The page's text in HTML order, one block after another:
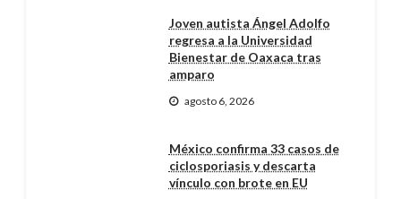
Joven autista Ángel Adolfo
regresa a la Universidad
Bienestar de Oaxaca tras
amparo
agosto 6, 2026
México confirma 33 casos de
ciclosporiasis y descarta
vínculo con brote en EU